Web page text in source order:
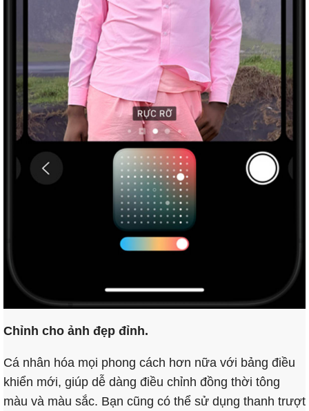
Chỉnh cho ảnh đẹp đỉnh.
Cá nhân hóa mọi phong cách hơn nữa với bảng điều
khiển mới, giúp dễ dàng điều chỉnh đồng thời tông
màu và màu sắc. Bạn cũng có thể sử dụng thanh trượt